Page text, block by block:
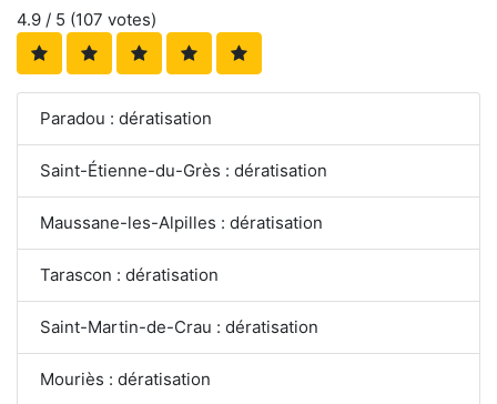
4.9 / 5 (107 votes)
Paradou : dératisation
Saint-Étienne-du-Grès : dératisation
Maussane-les-Alpilles : dératisation
Tarascon : dératisation
Saint-Martin-de-Crau : dératisation
Mouriès : dératisation